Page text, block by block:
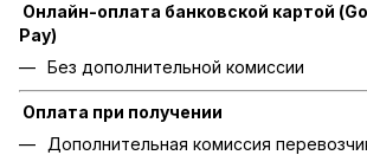
Онлайн-оплата банковской картой
Pay)
Без дополнительной комиссии
Оплата при получении
Дополнительная комиссия